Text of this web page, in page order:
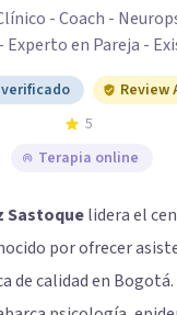
- Coach -
Experto en Pareja -
Review
5
Terapia online
Sastoquelidera el
por ofrecer
de calidad en Bogotá.